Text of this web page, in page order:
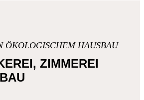
ÖKOLOGISCHEM HAUSBAU
ZIMMEREI